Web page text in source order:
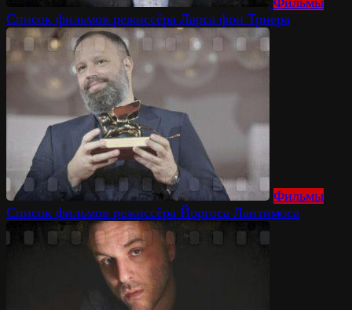
Список фильмов режиссёра Ларса фон Триера
Фильмы
Список фильмов режиссёра Йоргоса Лантимоса